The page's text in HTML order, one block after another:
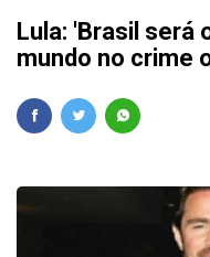
Lula: 'Brasil será
mundo no crime